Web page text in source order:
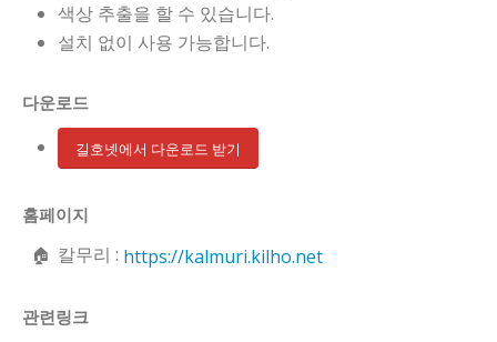
색상 추출을 할 수 있습니다.
설치 없이 사용 가능합니다.
다운로드
길호넷에서 다운로드 받기
홈페이지
칼무리 : https://kalmuri.kilho.net
관련링크